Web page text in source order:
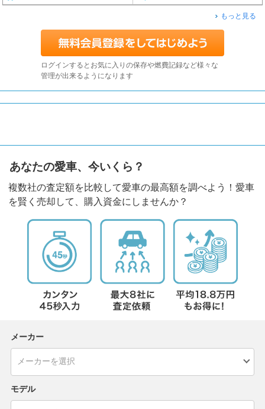
もっと見る
ログインするとお気に入りの保存や燃費記録など様々な
管理が出来るようになります
あなたの愛車、今いくら？
複数社の査定額を比較して愛車の最高額を調べよう！愛車
を賢く売却して、購入資金にしませんか？
メーカー
モデル